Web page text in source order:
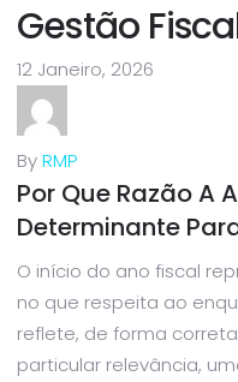
Gestão
12 Janeiro, 2026
ByRMP
Por Que Razão A
Determinante
O início do ano fiscal
no que respeita ao
reflete, de forma
particular relevância,